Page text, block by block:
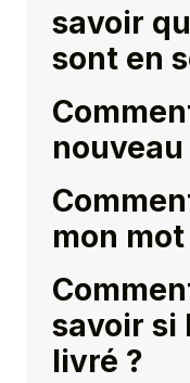
savoir
sont en
mon
savoir si
livré ?